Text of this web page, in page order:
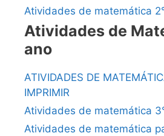
Atividades de matemática
Atividades de
ano
ATIVIDADES DE
IMPRIMIR
Atividades de matemática
Atividades de matemática